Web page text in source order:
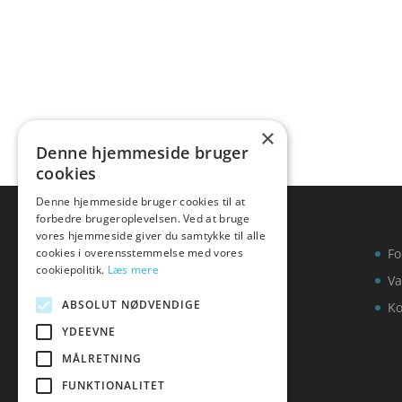
×
Denne hjemmeside bruger
cookies
Denne hjemmeside bruger cookies til at
forbedre brugeroplevelsen. Ved at bruge
vores hjemmeside giver du samtykke til alle
cookies i overensstemmelse med vores
cookiepolitik. Læs mere
ABSOLUT NØDVENDIGE
YDEEVNE
MÅLRETNING
FUNKTIONALITET